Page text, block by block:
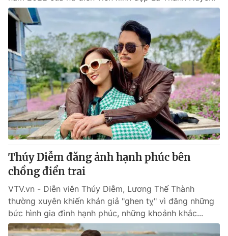
Thúy Diễm đăng ảnh hạnh phúc bên
chồng điển trai
VTV.vn - Diễn viên Thúy Diễm, Lương Thế Thành
thường xuyên khiến khán giả "ghen tỵ" vì đăng những
bức hình gia đình hạnh phúc, những khoảnh khắc...